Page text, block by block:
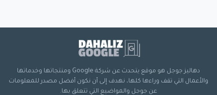
دهاليز جوجل هو موقع يتحدث عن شركة Google ومنتجاتها وخدماتها
والأعمال التي تقف وراءها كلها، نهدف إلى أن نكون أفضل مصدر للمعلومات
عن جوجل والمواضيع التي تتعلق بها.